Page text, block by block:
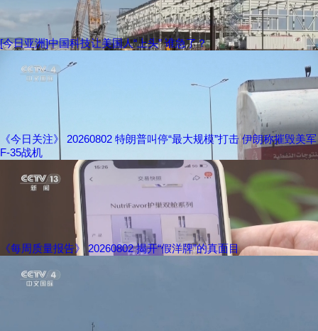
[今日亚洲]中国科技让美国人“上头” 谁急了？
《今日关注》 20260802 特朗普叫停“最大规模”打击 伊朗称摧毁美军
F-35战机
《每周质量报告》 20260802 揭开“假洋牌”的真面目